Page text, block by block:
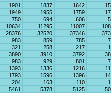
1901 1837 1642
1949 1955 1759
750 694 606
10634 11295 11007
28376 32520 37346
983 859 785
321 258 217
3890 3910 3792
983 929 801
1393 1336 1216
1793 1596 1396
204 163 110
5461 5378 5125